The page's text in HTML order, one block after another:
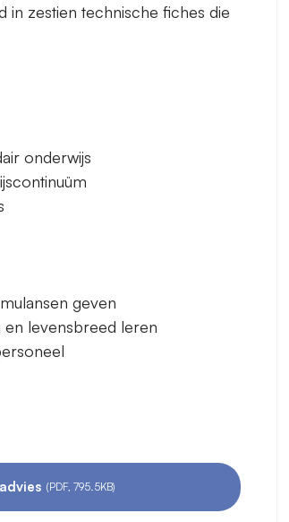
in zestien technische fiches die
onderwijs
geven
en levensbreed leren
(PDF, 795.5KB)